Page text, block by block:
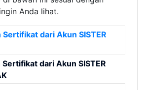
Anda lihat.
dari Akun SISTER
dari Akun SISTER